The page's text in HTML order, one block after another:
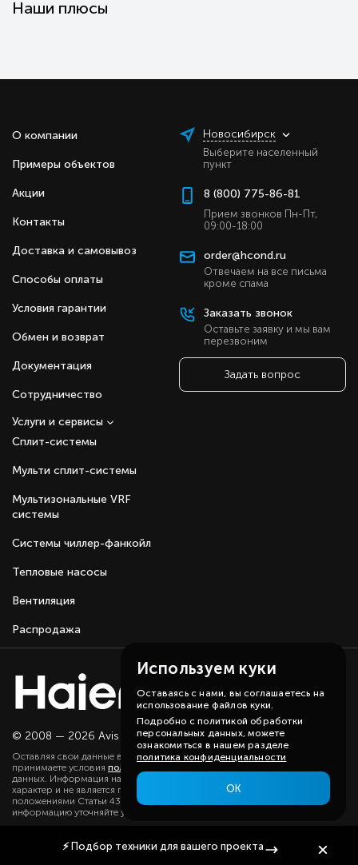
Наши плюсы
О компании
Примеры объектов
Акции
Контакты
Доставка и самовывоз
Способы оплаты
Условия гарантии
Обмен и возврат
Документация
Сотрудничество
Сплит-системы
Мульти сплит-системы
Мультизональные VRF
системы
Системы чиллер-фанкойл
Тепловые насосы
Вентиляция
Распродажа
Услуги и сервисы
Новосибирск
Выберите населенный
пункт
8 (800) 775-86-81
Прием звонков Пн-Пт,
09:00-18:00
order@hcond.ru
Отвечаем на все письма
кроме спама
Заказать звонок
Оставьте заявку и мы вам
перезвоним
Задать вопрос
© 2008 — 2026 Avis group.Карта сайта
Оставляя свои данные в любой форме на сайте, вы даете согласие и
принимаете условия политики
данных. Информация на данном сайте носит ознакомительный
характер и не является публичной офертой, определяемой
положениями Статьи 437(2) ГК РФ. Существенную для вас
информацию уточняйте у наших менеджеров.
⚡ Подбор техники для вашего проекта
Используем куки
Оставаясь с нами, вы соглашаетесь на
использование файлов куки.
Подробно с политикой обработки
персональных данных, можете
ознакомиться в нашем разделе
политика конфиденциальности
ОК